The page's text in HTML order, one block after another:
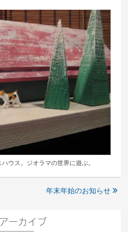
ウス。ジオラマの世界に遊ぶ。
年末年始のお知らせ
ーカイブ